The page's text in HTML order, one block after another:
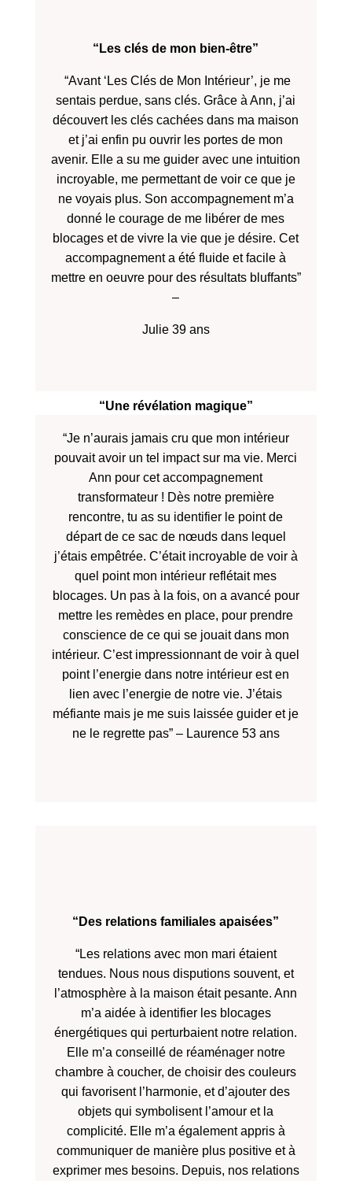
“Les clés de mon bien-être”
“Avant ‘Les Clés de Mon Intérieur’, je me
sentais perdue, sans clés. Grâce à Ann, j’ai
découvert les clés cachées dans ma maison
et j’ai enfin pu ouvrir les portes de mon
avenir. Elle a su me guider avec une intuition
incroyable, me permettant de voir ce que je
ne voyais plus. Son accompagnement m’a
donné le courage de me libérer de mes
blocages et de vivre la vie que je désire. Cet
accompagnement a été fluide et facile à
mettre en oeuvre pour des résultats bluffants”
–
Julie 39 ans
“Une révélation magique”
“Je n’aurais jamais cru que mon intérieur
pouvait avoir un tel impact sur ma vie. Merci
Ann pour cet accompagnement
transformateur ! Dès notre première
rencontre, tu as su identifier le point de
départ de ce sac de nœuds dans lequel
j’étais empêtrée. C’était incroyable de voir à
quel point mon intérieur reflétait mes
blocages. Un pas à la fois, on a avancé pour
mettre les remèdes en place, pour prendre
conscience de ce qui se jouait dans mon
intérieur. C’est impressionnant de voir à quel
point l’energie dans notre intérieur est en
lien avec l’energie de notre vie. J’étais
méfiante mais je me suis laissée guider et je
ne le regrette pas” – Laurence 53 ans
“Des relations familiales apaisées”
“Les relations avec mon mari étaient
tendues. Nous nous disputions souvent, et
l’atmosphère à la maison était pesante. Ann
m’a aidée à identifier les blocages
énergétiques qui perturbaient notre relation.
Elle m’a conseillé de réaménager notre
chambre à coucher, de choisir des couleurs
qui favorisent l’harmonie, et d’ajouter des
objets qui symbolisent l’amour et la
complicité. Elle m’a également appris à
communiquer de manière plus positive et à
exprimer mes besoins. Depuis, nos relations